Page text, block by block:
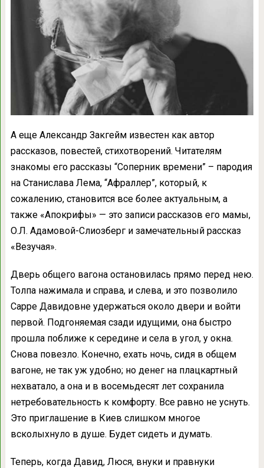
А еще Александр Закгейм известен как автор
рассказов, повестей, стихотворений. Читателям
знакомы его рассказы “Соперник времени” – пародия
на Станислава Лема, “Афраллер”, который, к
сожалению, становится все более актуальным, а
также «Апокрифы» — это записи рассказов его мамы,
О.Л. Адамовой-Слиозберг и замечательный рассказ
«Везучая».
Дверь общего вагона остановилась прямо перед нею.
Толпа нажимала и справа, и слева, и это позволило
Сарре Давидовне удержаться около двери и войти
первой. Подгоняемая сзади идущими, она быстро
прошла поближе к середине и села в угол, у окна.
Снова повезло. Конечно, ехать ночь, сидя в общем
вагоне, не так уж удобно; но денег на плацкартный
нехватало, а она и в восемьдесят лет сохранила
нетребовательность к комфорту. Все равно не уснуть.
Это приглашение в Киев слишком многое
всколыхнуло в душе. Будет сидеть и думать.
Теперь, когда Давид, Люся, внуки и правнуки